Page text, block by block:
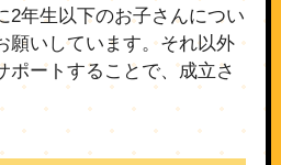
2年生以下のお子さんについ
願いしています。それ以外
ポートすることで、成立さ